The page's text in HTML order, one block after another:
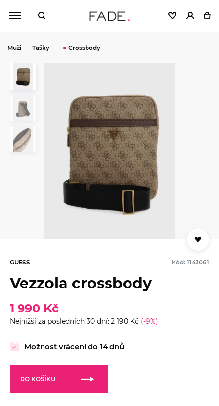
Muži Tašky Crossbody
GUESS Kód: 1143061
Vezzola crossbody
1 990 Kč
Nejnižší za posledních 30 dní: 2 190 Kč (-9%)
Možnost vrácení do 14 dnů
DO KOŠÍKU